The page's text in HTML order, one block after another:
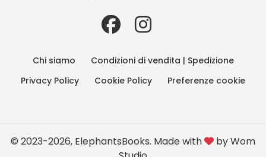
Chi siamo
Condizioni di vendita | Spedizione
Privacy Policy
Cookie Policy Preferenze cookie
© 2023-2026, ElephantsBooks. Made with byWom